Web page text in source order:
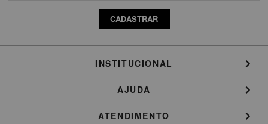
CADASTRAR
INSTITUCIONAL
AJUDA
ATENDIMENTO